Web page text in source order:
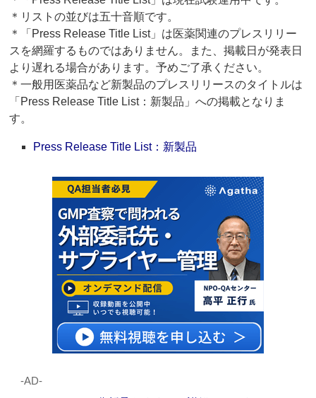
＊リストの並びは五十音順です。
＊「Press Release Title List」は医薬関連のプレスリリー
スを網羅するものではありません。また、掲載日が発表日
より遅れる場合があります。予めご了承ください。
＊一般用医薬品など新製品のプレスリリースのタイトルは
「Press Release Title List：新製品」への掲載となりま
す。
Press Release Title List：新製品
‐AD‐